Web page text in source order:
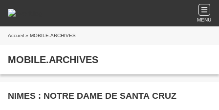
MENU
Accueil » MOBILE.ARCHIVES
MOBILE.ARCHIVES
NIMES : NOTRE DAME DE SANTA CRUZ